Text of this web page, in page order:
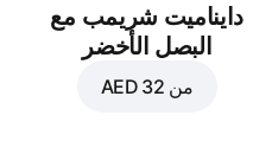
دايناميت شريمب مع
البصل الأخضر
من AED 32